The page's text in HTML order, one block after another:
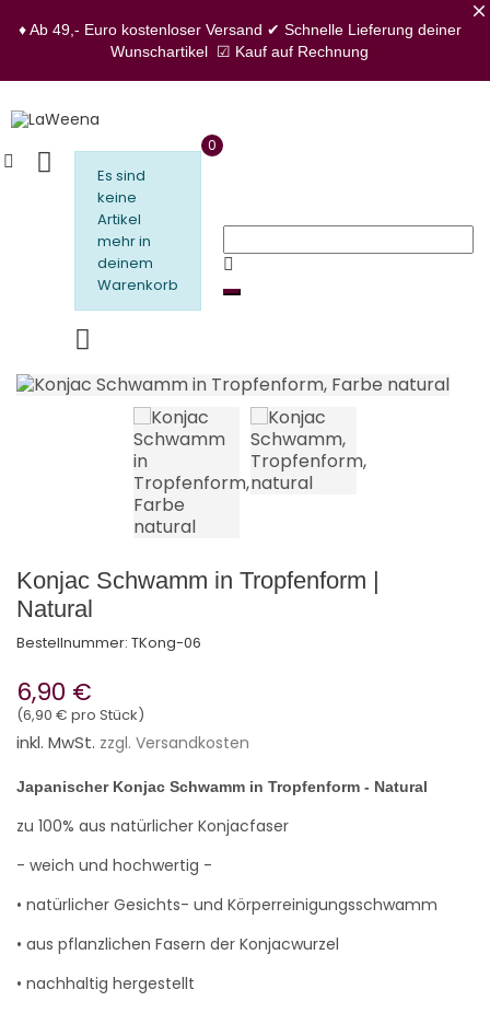
♦ Ab 49,- Euro kostenloser Versand ✔ Schnelle Lieferung deiner
Wunschartikel ☑ Kauf auf Rechnung
Es sind
keine
Artikel
mehr in
deinem
Warenkorb
0
Konjac Schwamm in Tropfenform |
Natural
Bestellnummer: TKong-06
6,90 €
(6,90 € pro Stück)
inkl. MwSt. zzgl. Versandkosten
Japanischer Konjac Schwamm in Tropfenform - Natural
zu 100% aus natürlicher Konjacfaser
- weich und hochwertig -
• natürlicher Gesichts- und Körperreinigungsschwamm
• aus pflanzlichen Fasern der Konjacwurzel
• nachhaltig hergestellt